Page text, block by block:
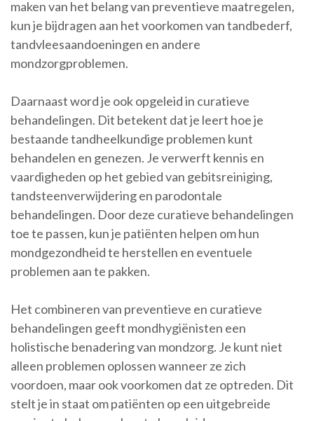
maken van het belang van preventieve maatregelen,
kun je bijdragen aan het voorkomen van tandbederf,
tandvleesaandoeningen en andere
mondzorgproblemen.
Daarnaast word je ook opgeleid in curatieve
behandelingen. Dit betekent dat je leert hoe je
bestaande tandheelkundige problemen kunt
behandelen en genezen. Je verwerft kennis en
vaardigheden op het gebied van gebitsreiniging,
tandsteenverwijdering en parodontale
behandelingen. Door deze curatieve behandelingen
toe te passen, kun je patiënten helpen om hun
mondgezondheid te herstellen en eventuele
problemen aan te pakken.
Het combineren van preventieve en curatieve
behandelingen geeft mondhygiënisten een
holistische benadering van mondzorg. Je kunt niet
alleen problemen oplossen wanneer ze zich
voordoen, maar ook voorkomen dat ze optreden. Dit
stelt je in staat om patiënten op een uitgebreide